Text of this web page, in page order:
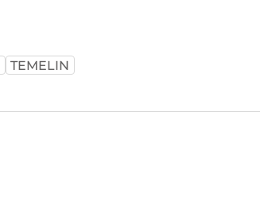
TEMELIN